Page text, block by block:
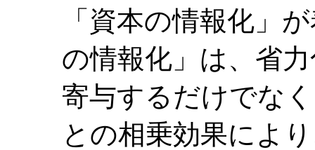
「資本の情報化」
の情報化」は、省
寄与するだけでな
との相乗効果によ